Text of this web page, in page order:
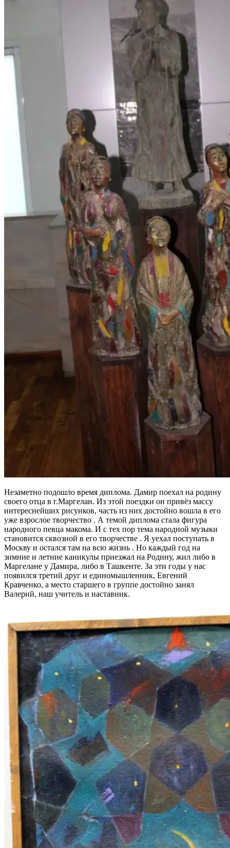
Незаметно подошло время диплома. Дамир поехал на родину
своего отца в г.Маргелан. Из этой поездки он привёз массу
интереснейших рисунков, часть из них достойно вошла в его
уже взрослое творчество . А темой диплома стала фигура
народного певца макома. И с тех пор тема народной музыки
становится сквозной в его творчестве . Я уехал поступать в
Москву и остался там на всю жизнь . Но каждый год на
зимние и летние каникулы приезжал на Родину, жил либо в
Маргелане у Дамира, либо в Ташкенте. За эти годы у нас
появился третий друг и единомышленник, Евгений
Кравченко, а место старшего в группе достойно занял
Валерий, наш учитель и наставник.